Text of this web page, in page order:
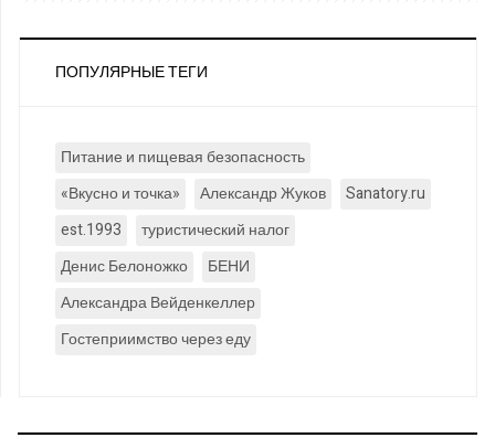
ПОПУЛЯРНЫЕ ТЕГИ
Питание и пищевая безопасность
«Вкусно и точка»
Александр Жуков
Sanatory.ru
est.1993
туристический налог
Денис Белоножко
БЕНИ
Александра Вейденкеллер
Гостеприимство через еду